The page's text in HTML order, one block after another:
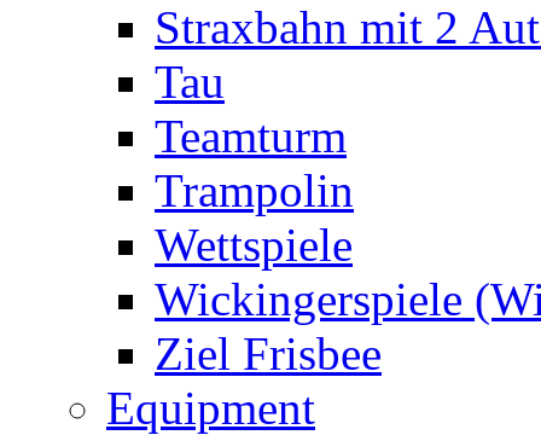
Straxbahn mit 2
Tau
Teamturm
Trampolin
Wettspiele
Wickingerspiele
Ziel Frisbee
Equipment